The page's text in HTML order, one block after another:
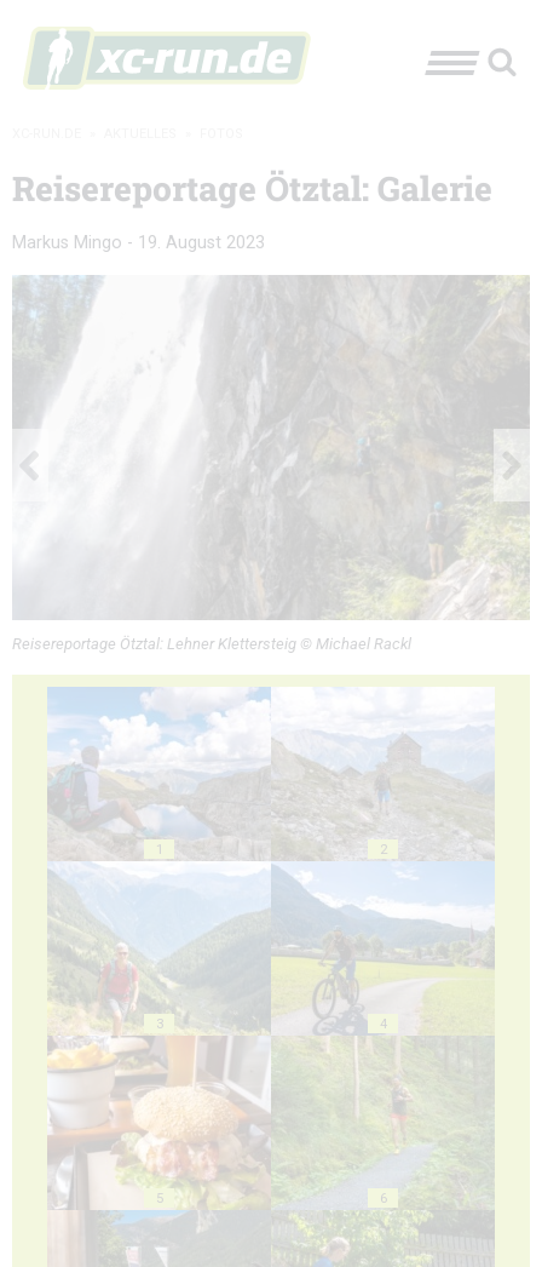
Reisereportage Ötztal: Galerie
Markus Mingo - 19. August 2023
Reisereportage Ötztal: Lehner Klettersteig © Michael Rackl
1 2
3 4
5 6